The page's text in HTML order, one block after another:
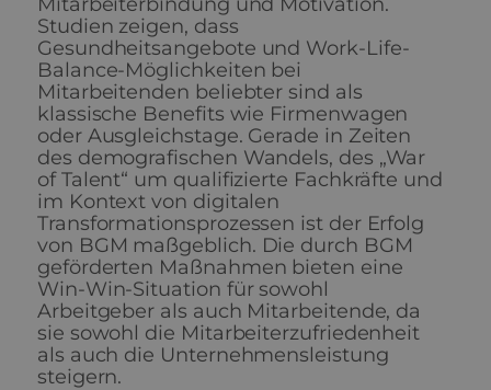
Studien zeigen, dass
Gesundheitsangebote und Work-Life-
Balance-Möglichkeiten bei
Mitarbeitenden beliebter sind als
klassische Benefits wie Firmenwagen
oder Ausgleichstage. Gerade in Zeiten
des demografischen Wandels, des „War
of Talent“ um qualifizierte Fachkräfte und
im Kontext von digitalen
Transformationsprozessen ist der Erfolg
von BGM maßgeblich. Die durch BGM
geförderten Maßnahmen bieten eine
Win-Win-Situation für sowohl
Arbeitgeber als auch Mitarbeitende, da
sie sowohl die Mitarbeiterzufriedenheit
als auch die Unternehmensleistung
steigern.